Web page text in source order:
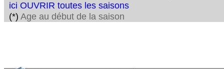
ici OUVRIR toutes les saisons
(*) Age au début de la saison